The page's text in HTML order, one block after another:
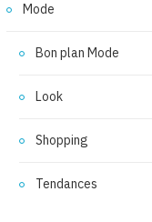
Mode
Bon plan Mode
Look
Shopping
Tendances